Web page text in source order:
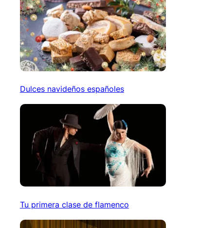
Dulces navideños españoles
Tu primera clase de flamenco